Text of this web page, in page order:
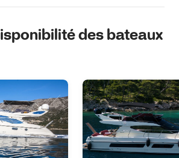
des bateaux